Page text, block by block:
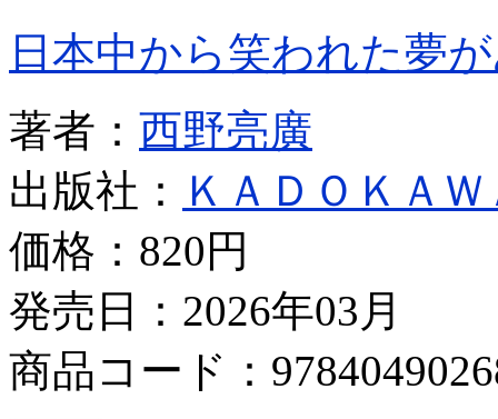
日本中から笑われた夢
著者： 西野亮廣
出版社： ＫＡＤＯＫＡＷ
価格： 820円
発売日：2026年03月
商品コード：